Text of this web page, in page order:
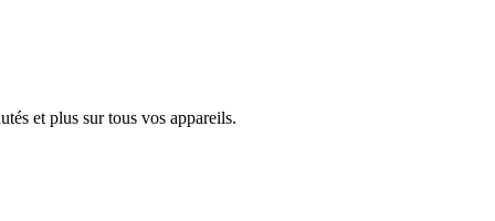
et plus sur tous vos appareils.